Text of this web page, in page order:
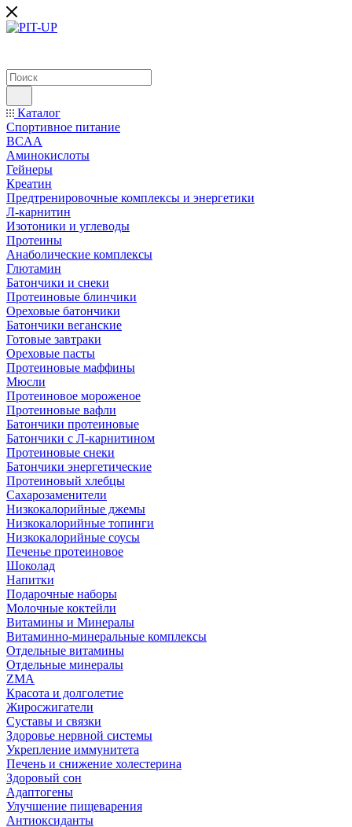
Каталог
Спортивное питание
BCAA
Аминокислоты
Гейнеры
Креатин
Предтренировочные комплексы и энергетики
Л-карнитин
Изотоники и углеводы
Протеины
Анаболические комплексы
Глютамин
Батончики и снеки
Протеиновые блинчики
Ореховые батончики
Батончики веганские
Готовые завтраки
Ореховые пасты
Протеиновые маффины
Мюсли
Протеиновое мороженое
Протеиновые вафли
Батончики протеиновые
Батончики с Л-карнитином
Протеиновые снеки
Батончики энергетические
Протеиновый хлебцы
Сахарозаменители
Низкокалорийные джемы
Низкокалорийные топинги
Низкокалорийные соусы
Печенье протеиновое
Шоколад
Напитки
Подарочные наборы
Молочные коктейли
Витамины и Минералы
Витаминно-минеральные комплексы
Отдельные витамины
Отдельные минералы
ZMA
Красота и долголетие
Жиросжигатели
Суставы и связки
Здоровье нервной системы
Укрепление иммунитета
Печень и снижение холестерина
Здоровый сон
Адаптогены
Улучшение пищеварения
Антиоксиданты